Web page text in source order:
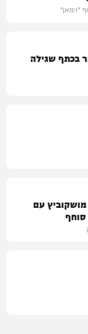
"וימאן"
בכתף שגילה
מושקוביץ עם